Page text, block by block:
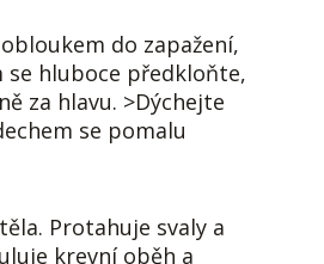
do zapažení,
se hluboce předkloňte,
za hlavu. >Dýchejte
se pomalu
Protahuje svaly a
krevní oběh a